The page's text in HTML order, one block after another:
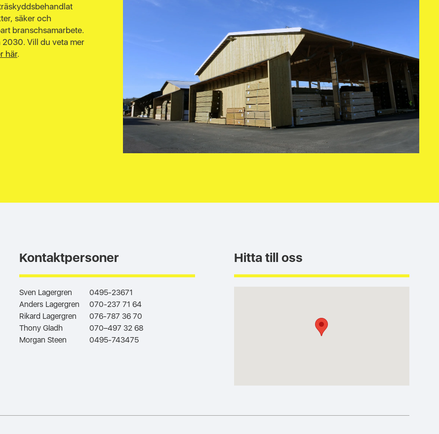
säker och
branschsamarbete.
Vill du veta mer
här.
Kontaktpersoner
Sven Lagergren
0495-23671
Anders Lagergren
070-237 71 64
Rikard Lagergren
076-787 36 70
Thony Gladh
070–497 32 68
Morgan Steen
0495-743475
Hitta till oss